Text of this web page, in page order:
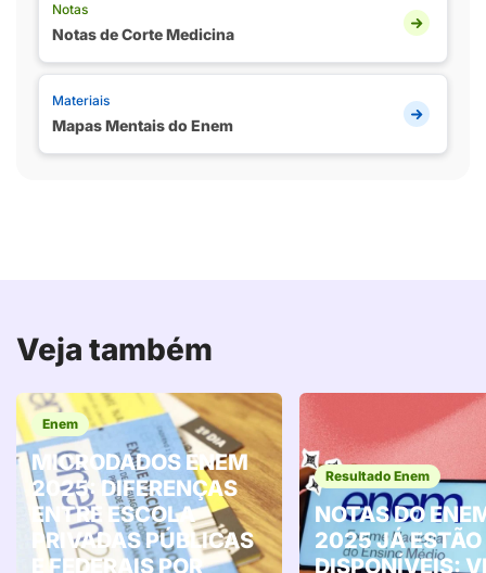
Notas
Notas de Corte Medicina
Materiais
Mapas Mentais do Enem
Veja também
Enem
MICRODADOS ENEM
2025: DIFERENÇAS
ENTRE ESCOLA
PRIVADAS PÚBLICAS
E FEDERAIS POR
Resultado Enem
NOTAS DO
2025 JÁ ESTÃO
DISPONÍVEIS: